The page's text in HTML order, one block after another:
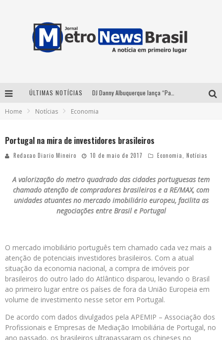
ÚLTIMAS NOTÍCIAS
Home Notícias Economia
Portugal na mira de investidores brasileiros
Redacao Diario Mineiro 10 de maio de 2017 Economia Notícias
A valorização do metro quadrado das cidades portuguesas tem
chamado atenção de compradores brasileiros e a RE/MAX, com
unidades atuantes no mercado imobiliário europeu, facilita as
negociações entre Brasil e Portugal
O mercado imobiliário português tem chamado cada vez mais a
atenção de potenciais investidores brasileiros. Com a atual
situação da economia nacional, a compra de imóveis por
brasileiros do outro lado do Atlântico disparou, levando o Brasil
ao primeiro lugar entre os países de fora da União Europeia em
volume de investimento nesse setor em Portugal.
De acordo com dados divulgados pela APEMIP – Associação dos
Profissionais e Empresas de Mediação Imobiliária de Portugal, no
ano passado, os brasileiros ultrapassaram os chineses no